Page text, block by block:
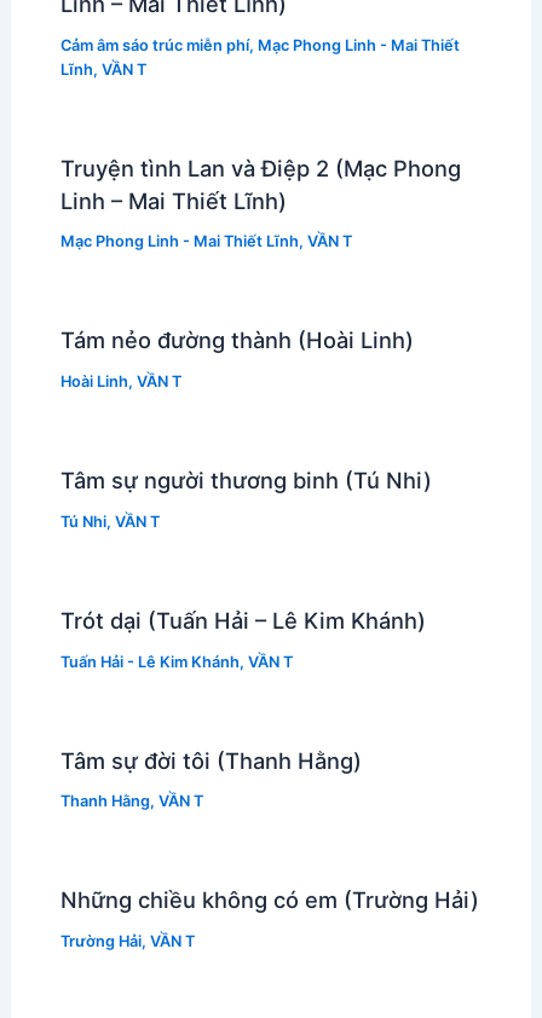
Cảm âm sáo trúc miễn phí, Mạc Phong Linh - Mai Thiết
Lĩnh, VẦN T
Truyện tình Lan và Điệp 2 (Mạc Phong
Linh – Mai Thiết Lĩnh)
Mạc Phong Linh - Mai Thiết Lĩnh, VẦN T
Tám nẻo đường thành (Hoài Linh)
Hoài Linh, VẦN T
Tâm sự người thương binh (Tú Nhi)
Tú Nhi, VẦN T
Trót dại (Tuấn Hải – Lê Kim Khánh)
Tuấn Hải - Lê Kim Khánh, VẦN T
Tâm sự đời tôi (Thanh Hằng)
Thanh Hằng, VẦN T
Những chiều không có em (Trường Hải)
Trường Hải, VẦN T